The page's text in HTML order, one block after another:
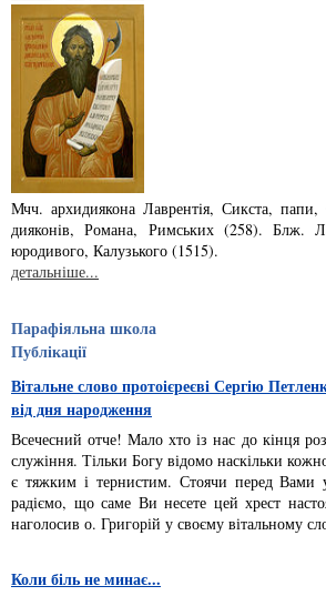
Мчч. архидиякона Лаврентiя, Сикста,
дияконiв, Ро­­мана, Римських (258). Блж.
юродивого, Калузького (1515).
детальніше...
Парафіяльна школа
Публікації
Вітальне слово протоієреєві Сергію
від дня народження
Всечесний отче! Мало хто із нас до кінця
служіння. Тільки Богу відомо наскільки
є тяжким і тернистим. Стоячи перед Вами
радіємо, що саме Ви несете цей хрест
наголосив о. Григорій у своєму вітальному
Коли біль не минає...